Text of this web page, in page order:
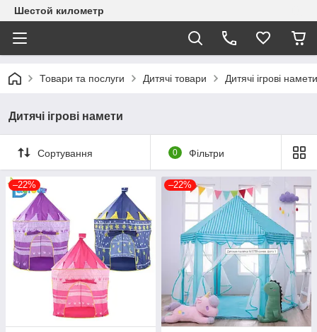
Шестой километр
Товари та послуги Дитячі товари Дитячі ігрові намети
Дитячі ігрові намети
Сортування 0 Фільтри
–22% –22%